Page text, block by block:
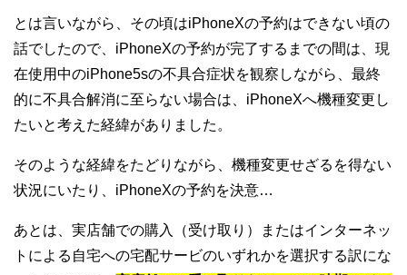
とは言いながら、その頃はiPhoneXの予約はできない頃の
話でしたので、iPhoneXの予約が完了するまでの間は、現
在使用中のiPhone5sの不具合症状を観察しながら、最終
的に不具合解消に至らない場合は、iPhoneXへ機種変更し
たいと考えた経緯がありました。
そのような経緯をたどりながら、機種変更せざるを得ない
状況にいたり、iPhoneXの予約を決意…
あとは、実店舗での購入（受け取り）またはインターネッ
トによる自宅への宅配サービのいずれかを選択する訳にな